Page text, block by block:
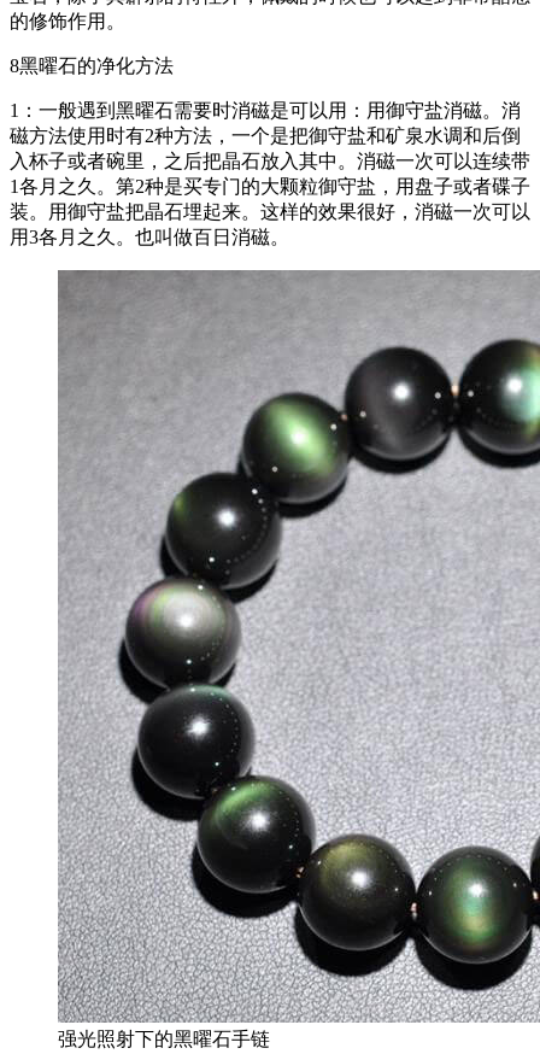
的修饰作用。
8黑曜石的净化方法
1：一般遇到黑曜石需要时消磁是可以用：用御守盐消磁。消
磁方法使用时有2种方法，一个是把御守盐和矿泉水调和后倒
入杯子或者碗里，之后把晶石放入其中。消磁一次可以连续带
1各月之久。第2种是买专门的大颗粒御守盐，用盘子或者碟子
装。用御守盐把晶石埋起来。这样的效果很好，消磁一次可以
用3各月之久。也叫做百日消磁。
强光照射下的黑曜石手链